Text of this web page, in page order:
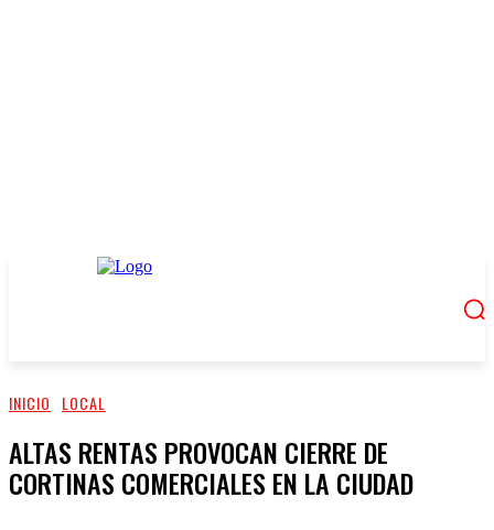
INICIO LOCAL
ALTAS RENTAS PROVOCAN CIERRE DE
CORTINAS COMERCIALES EN LA CIUDAD